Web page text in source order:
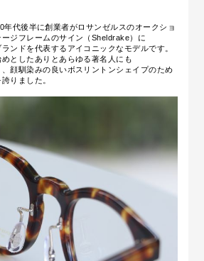
年代後半に創業者がロサンゼルスのオークショ
ジフレームのサイン（Sheldrake）に
ンドを代表するアイコニックなモデルです。
としたありとあらゆる著名人にも
顔馴染みの良いボスリントンシェイプのため
りました。